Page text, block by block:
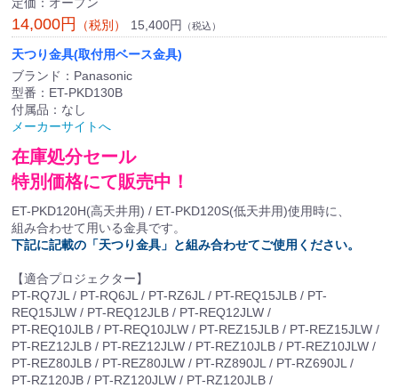
14,000円 （税別） 15,400円 （税込）
天つり金具(取付用ベース金具)
ブランド：Panasonic
型番：ET-PKD130B
付属品：なし
メーカーサイトへ
在庫処分セール
特別価格にて販売中！
ET-PKD120H(高天井用) / ET-PKD120S(低天井用)使用時に、
組み合わせて用いる金具です。
下記に記載の「天つり金具」と組み合わせてご使用ください。
【適合プロジェクター】
PT-RQ7JL / PT-RQ6JL / PT-RZ6JL / PT-REQ15JLB / PT-
REQ15JLW / PT-REQ12JLB / PT-REQ12JLW /
PT-REQ10JLB / PT-REQ10JLW / PT-REZ15JLB / PT-REZ15JLW /
PT-REZ12JLB / PT-REZ12JLW / PT-REZ10JLB / PT-REZ10JLW /
PT-REZ80JLB / PT-REZ80JLW / PT-RZ890JL / PT-RZ690JL /
PT-RZ120JB / PT-RZ120JLW / PT-RZ120JLB /